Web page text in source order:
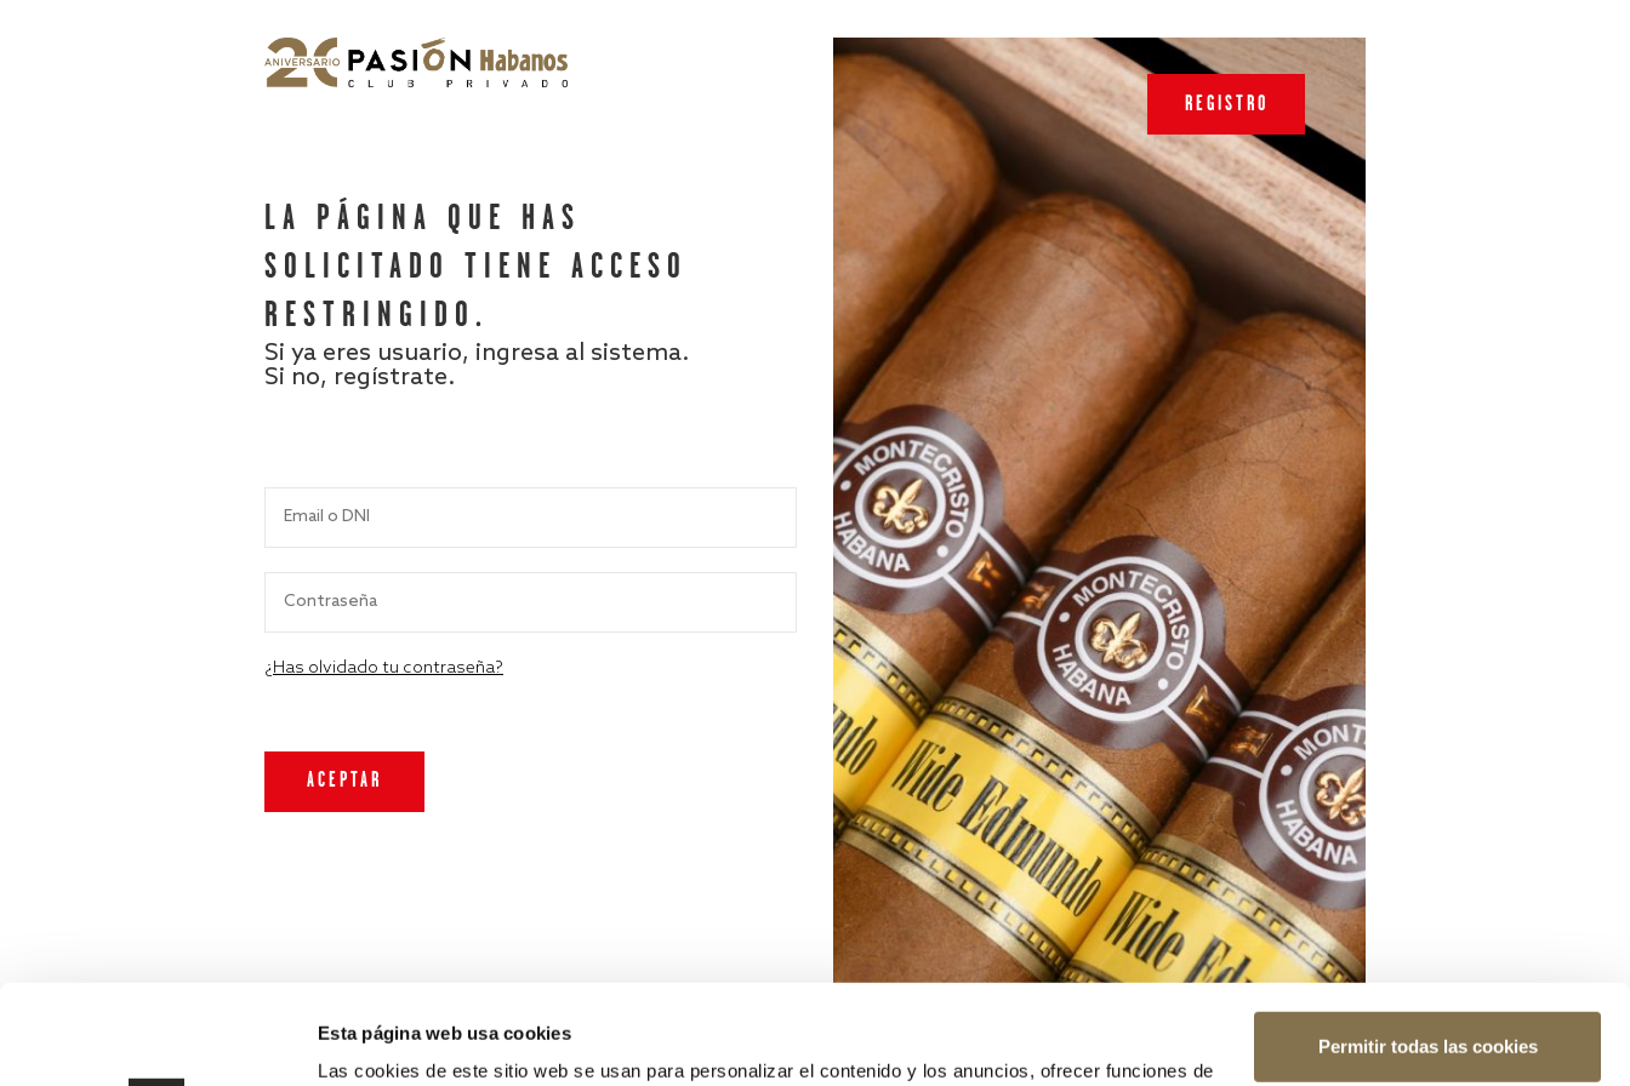
Esta página web usa cookies
Las cookies de este sitio web se usan para personalizar el contenido y los anuncios, ofrecer funciones de
Permitir todas las cookies
LA PÁGINA QUE HAS
SOLICITADO TIENE ACCESO
RESTRINGIDO.
Si ya eres usuario, ingresa al sistema.
Si no, regístrate.
¿Has olvidado tu contraseña?
REGISTRO